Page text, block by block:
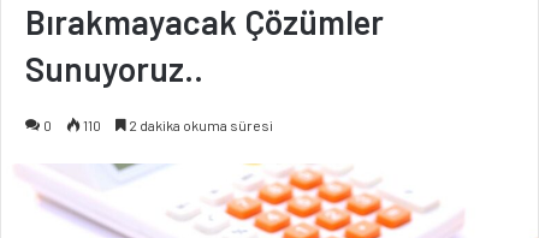
Bırakmayacak Çözümler
Sunuyoruz..
0 110 2 dakika okuma süresi